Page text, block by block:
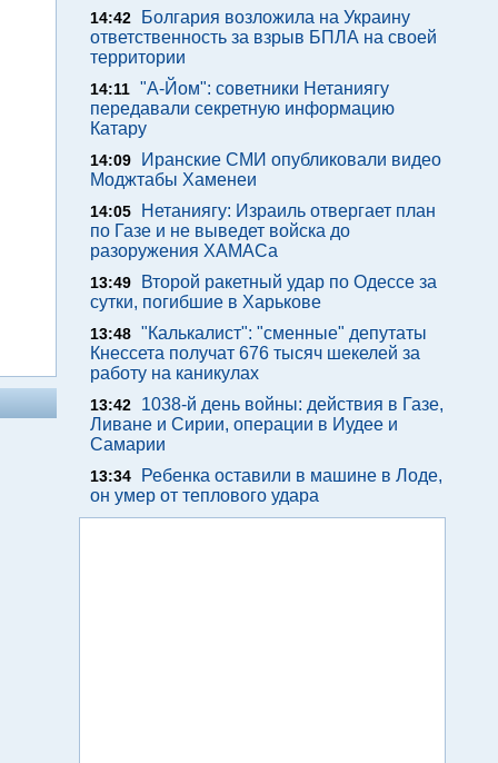
14:42
Болгария возложила на Украину
ответственность за взрыв БПЛА на своей
территории
14:11 "А-Йом": советники Нетаниягу
передавали секретную информацию
Катару
14:09
Иранские СМИ опубликовали видео
Моджтабы Хаменеи
14:05
Нетаниягу: Израиль отвергает план
по Газе и не выведет войска до
разоружения ХАМАСа
13:49
Второй ракетный удар по Одессе за
сутки, погибшие в Харькове
13:48 "Калькалист": "сменные" депутаты
Кнессета получат 676 тысяч шекелей за
работу на каникулах
13:42
1038-й день войны: действия в Газе,
Ливане и Сирии, операции в Иудее и
Самарии
13:34
Ребенка оставили в машине в Лоде,
он умер от теплового удара